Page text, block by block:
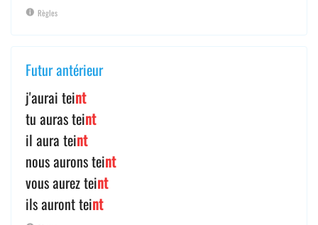
Règles
Futur antérieur
j'aurai teint
tu auras teint
il aura teint
nous aurons teint
vous aurez teint
ils auront teint